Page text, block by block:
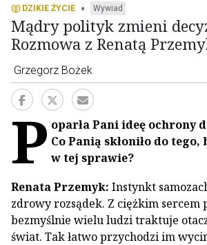
DZIKIE ŻYCIE • Wywiad
Mądry polityk zmieni
Rozmowa z Renatą
Grzegorz Bożek
P oparła Pani ideę ochrony
Co Panią skłoniło do tego,
w tej sprawie?
Renata Przemyk: Instynkt
zdrowy rozsądek. Z ciężkim sercem
bezmyślnie wielu ludzi traktuje
świat. Tak łatwo przychodzi im